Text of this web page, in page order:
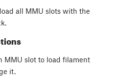
all MMU slots with the
MMU slot to load filament
it.